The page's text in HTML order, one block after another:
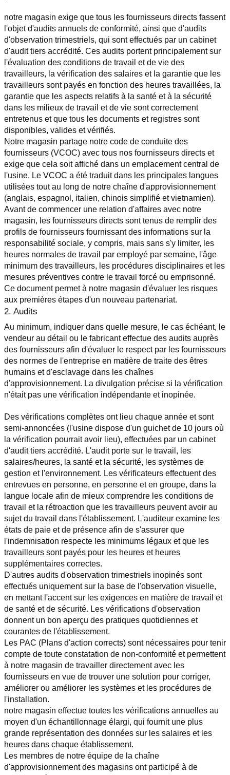
notre magasin exige que tous les fournisseurs directs fassent
l'objet d'audits annuels de conformité, ainsi que d'audits
d'observation trimestriels, qui sont effectués par un cabinet
d'audit tiers accrédité. Ces audits portent principalement sur
l'évaluation des conditions de travail et de vie des
travailleurs, la vérification des salaires et la garantie que les
travailleurs sont payés en fonction des heures travaillées, la
garantie que les aspects relatifs à la santé et à la sécurité
dans les milieux de travail et de vie sont correctement
entretenus et que tous les documents et registres sont
disponibles, valides et vérifiés.
Notre magasin partage notre code de conduite des
fournisseurs (VCOC) avec tous nos fournisseurs directs et
exige que cela soit affiché dans un emplacement central de
l'usine. Le VCOC a été traduit dans les principales langues
utilisées tout au long de notre chaîne d'approvisionnement
(anglais, espagnol, italien, chinois simplifié et vietnamien).
Avant de commencer une relation d'affaires avec notre
magasin, les fournisseurs directs sont tenus de remplir des
profils de fournisseurs fournissant des informations sur la
responsabilité sociale, y compris, mais sans s'y limiter, les
heures normales de travail par employé par semaine, l'âge
minimum des travailleurs, les procédures disciplinaires et les
mesures préventives contre le travail forcé ou emprisonné.
Ce document permet à notre magasin d'évaluer les risques
aux premières étapes d'un nouveau partenariat.
2. Audits
Au minimum, indiquer dans quelle mesure, le cas échéant, le
vendeur au détail ou le fabricant effectue des audits auprès
des fournisseurs afin d'évaluer le respect par les fournisseurs
des normes de l'entreprise en matière de traite des êtres
humains et d'esclavage dans les chaînes
d'approvisionnement. La divulgation précise si la vérification
n'était pas une vérification indépendante et inopinée.
Des vérifications complètes ont lieu chaque année et sont
semi-annoncées (l'usine dispose d'un guichet de 10 jours où
la vérification pourrait avoir lieu), effectuées par un cabinet
d'audit tiers accrédité. L'audit porte sur le travail, les
salaires/heures, la santé et la sécurité, les systèmes de
gestion et l'environnement. Les vérificateurs effectuent des
entrevues en personne, en personne et en groupe, dans la
langue locale afin de mieux comprendre les conditions de
travail et la rétroaction que les travailleurs peuvent avoir au
sujet du travail dans l'établissement. L'auditeur examine les
états de paie et de présence afin de s'assurer que
l'indemnisation respecte les minimums légaux et que les
travailleurs sont payés pour les heures et heures
supplémentaires correctes.
D'autres audits d'observation trimestriels inopinés sont
effectués uniquement sur la base de l'observation visuelle,
en mettant l'accent sur les exigences en matière de travail et
de santé et de sécurité. Les vérifications d'observation
donnent un bon aperçu des pratiques quotidiennes et
courantes de l'établissement.
Les PAC (Plans d'action corrects) sont nécessaires pour tenir
compte de toute constatation de non-conformité et permettent
à notre magasin de travailler directement avec les
fournisseurs en vue de trouver une solution pour corriger,
améliorer ou améliorer les systèmes et les procédures de
l'installation.
notre magasin effectue toutes les vérifications annuelles au
moyen d'un échantillonnage élargi, qui fournit une plus
grande représentation des données sur les salaires et les
heures dans chaque établissement.
Les membres de notre équipe de la chaîne
d'approvisionnement des magasins ont participé à de